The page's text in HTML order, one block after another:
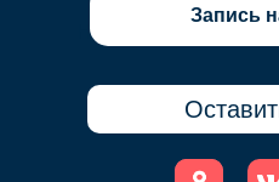
Наш E-mail
Запись